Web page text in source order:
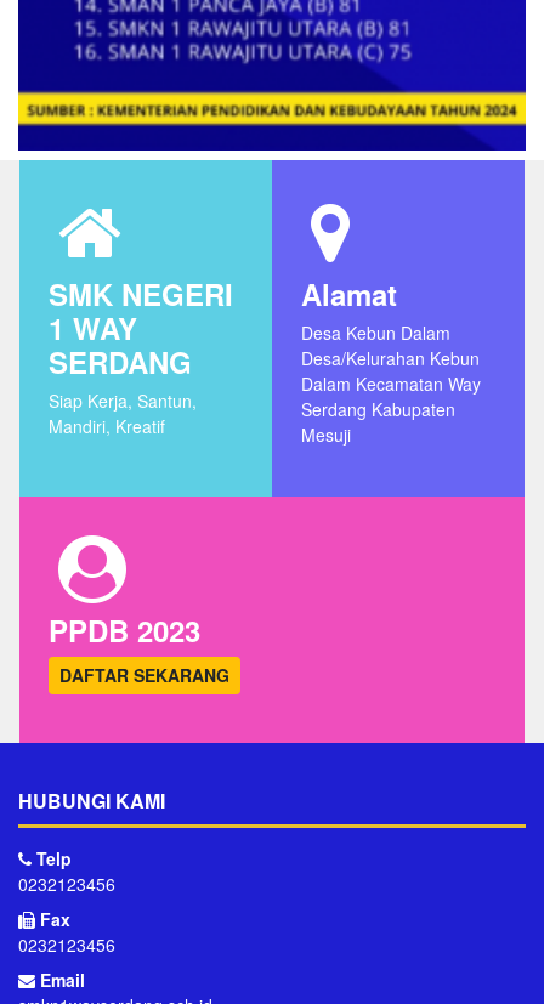
SMK NEGERI
1 WAY
SERDANG
Siap Kerja, Santun,
Mandiri, Kreatif
Alamat
Desa Kebun Dalam
Desa/Kelurahan Kebun
Dalam Kecamatan Way
Serdang Kabupaten
Mesuji
PPDB 2023
DAFTAR SEKARANG
HUBUNGI KAMI
Telp
0232123456
Fax
0232123456
Email